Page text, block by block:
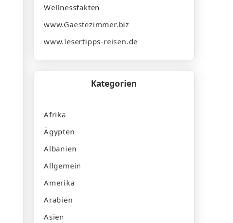
Wellnessfakten
www.Gaestezimmer.biz
www.lesertipps-reisen.de
Kategorien
Afrika
Ägypten
Albanien
Allgemein
Amerika
Arabien
Asien